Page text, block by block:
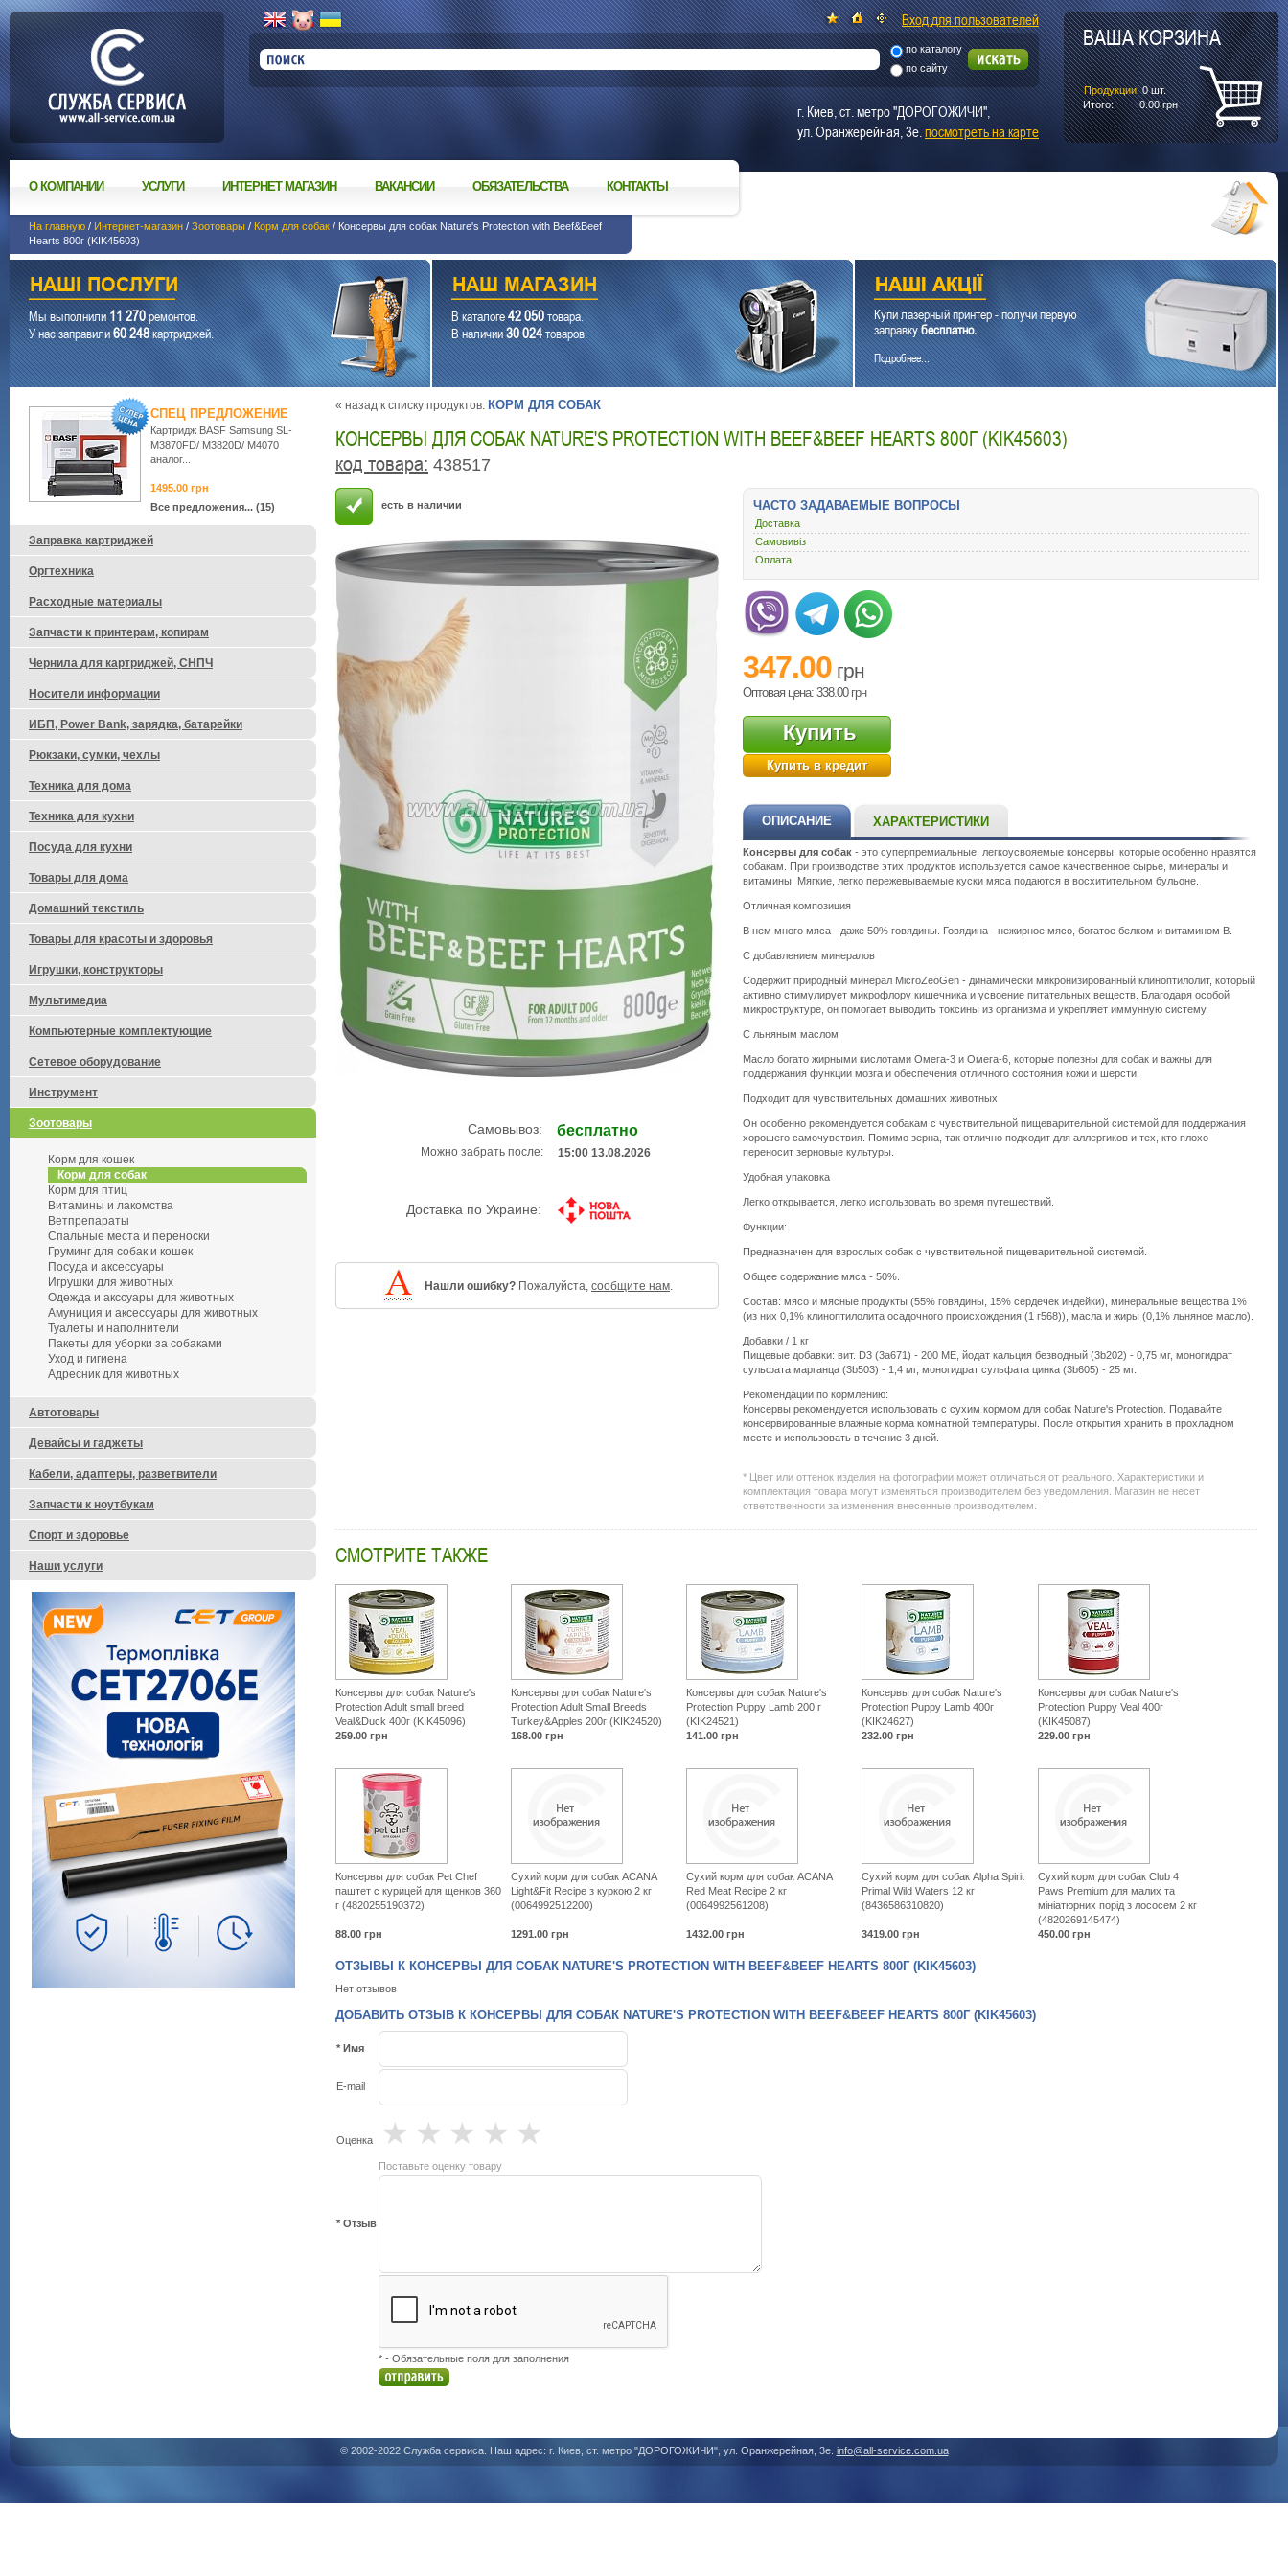
О КОМПАНИИ УСЛУГИ ИНТЕРНЕТ МАГАЗИН ВАКАНСИИ ОБЯЗАТЕЛЬСТВА КОНТАКТЫ
На главную / Интернет-магазин / Зоотовары / Корм для собак / Консервы для собак Nature's Protection with Beef&Beef
Hearts 800г (KIK45603)
Мы выполнили11 270ремонтов.
У нас заправили60 248картриджей.
В каталоге42 050товара.
В наличии30 024товаров.
Купи лазерный принтер - получи первую
заправкубесплатно.
Подробнее...
« назад к списку продуктов: КОРМ ДЛЯ СОБАК
КОНСЕРВЫ ДЛЯ СОБАК NATURE'S PROTECTION WITH BEEF&BEEF HEARTS 800Г (KIK45603)
код товара: 438517
есть в наличии
Самовывоз: бесплатно
Можно забрать после: 15:00 13.08.2026
Доставка по Украине:
Нашли ошибку? Пожалуйста, сообщите нам.
ЧАСТО ЗАДАВАЕМЫЕ ВОПРОСЫ
Доставка
Самовивіз
Оплата
347.00 грн
Оптовая цена: 338.00 грн
Купить
Купить в кредит
ОПИСАНИЕ ХАРАКТЕРИСТИКИ
Консервы для собак - это суперпремиальные, легкоусвояемые консервы, которые особенно нравятся
собакам. При производстве этих продуктов используется самое качественное сырье, минералы и
витамины. Мягкие, легко пережевываемые куски мяса подаются в восхитительном бульоне.
Отличная композиция
В нем много мяса - даже 50% говядины. Говядина - нежирное мясо, богатое белком и витамином B.
С добавлением минералов
Содержит природный минерал MicroZeoGen - динамически микронизированный клиноптилолит, который
активно стимулирует микрофлору кишечника и усвоение питательных веществ. Благодаря особой
микроструктуре, он помогает выводить токсины из организма и укрепляет иммунную систему.
С льняным маслом
Масло богато жирными кислотами Омега-3 и Омега-6, которые полезны для собак и важны для
поддержания функции мозга и обеспечения отличного состояния кожи и шерсти.
Подходит для чувствительных домашних животных
Он особенно рекомендуется собакам с чувствительной пищеварительной системой для поддержания
хорошего самочувствия. Помимо зерна, так отлично подходит для аллергиков и тех, кто плохо
переносит зерновые культуры.
Удобная упаковка
Легко открывается, легко использовать во время путешествий.
Функции:
Предназначен для взрослых собак с чувствительной пищеварительной системой.
Общее содержание мяса - 50%.
Состав: мясо и мясные продукты (55% говядины, 15% сердечек индейки), минеральные вещества 1%
(из них 0,1% клиноптилолита осадочного происхождения (1 г568)), масла и жиры (0,1% льняное масло).
Добавки / 1 кг
Пищевые добавки: вит. D3 (3a671) - 200 МЕ, йодат кальция безводный (3b202) - 0,75 мг, моногидрат
сульфата марганца (3b503) - 1,4 мг, моногидрат сульфата цинка (3b605) - 25 мг.
Рекомендации по кормлению:
Консервы рекомендуется использовать с сухим кормом для собак Nature's Protection. Подавайте
консервированные влажные корма комнатной температуры. После открытия хранить в прохладном
месте и использовать в течение 3 дней.
zootovary/6452-
korm-
dlya-
beef-
beef-
hearts-
800-
kik45603.html
* Цвет или оттенок изделия на фотографии может отличаться от реального. Характеристики и
комплектация товара могут изменяться производителем без уведомления. Магазин не несет
ответственности за изменения внесенные производителем.
СМОТРИТЕ ТАКЖЕ
Консервы для собак Nature's
Protection Adult small breed
Veal&Duck 400г (KIK45096)
Консервы для собак Nature's
Protection Adult Small Breeds
Turkey&Apples 200г (KIK24520)
Консервы для собак Nature's
Protection Puppy Lamb 200 г
(KIK24521)
Консервы для собак Nature's
Protection Puppy Lamb 400г
(KIK24627)
Консервы для собак Nature's
Protection Puppy Veal 400г
(KIK45087)
259.00 грн 168.00 грн 141.00 грн 232.00 грн 229.00 грн
Консервы для собак Pet Chef
паштет с курицей для щенков 360
г (4820255190372)
Сухий корм для собак ACANA
Light&Fit Recipe з куркою 2 кг
(0064992512200)
Сухий корм для собак ACANA
Red Meat Recipe 2 кг
(0064992561208)
Сухий корм для собак Alpha Spirit
Primal Wild Waters 12 кг
(8436586310820)
Сухий корм для собак Club 4
Paws Premium для малих та
мініатюрних порід з лососем 2 кг
(4820269145474)
88.00 грн 1291.00 грн 1432.00 грн 3419.00 грн 450.00 грн
ОТЗЫВЫ К КОНСЕРВЫ ДЛЯ СОБАК NATURE'S PROTECTION WITH BEEF&BEEF HEARTS 800Г (KIK45603)
Нет отзывов
ДОБАВИТЬ ОТЗЫВ К КОНСЕРВЫ ДЛЯ СОБАК NATURE'S PROTECTION WITH BEEF&BEEF HEARTS 800Г (KIK45603)
* Имя
E-mail
Оценка ★
★
★
★
★
Поставьте оценку товару
* Отзыв
* - Обязательные поля для заполнения
СПЕЦ ПРЕДЛОЖЕНИЕ
Картридж BASF Samsung SL-
M3870FD/ M3820D/ M4070
аналог...
1495.00 грн
Все предложения... (15)
Заправка картриджей
Оргтехника
Расходные материалы
Запчасти к принтерам, копирам
Чернила для картриджей, СНПЧ
Носители информации
ИБП, Power Bank, зарядка, батарейки
Рюкзаки, сумки, чехлы
Техника для дома
Техника для кухни
Посуда для кухни
Товары для дома
Домашний текстиль
Товары для красоты и здоровья
Игрушки, конструкторы
Мультимедиа
Компьютерные комплектующие
Сетевое оборудование
Инструмент
Зоотовары
Корм для кошек
Корм для собак
Корм для птиц
Витамины и лакомства
Ветпрепараты
Спальные места и переноски
Груминг для собак и кошек
Посуда и аксессуары
Игрушки для животных
Одежда и акссуары для животных
Амуниция и аксессуары для животных
Туалеты и наполнители
Пакеты для уборки за собаками
Уход и гигиена
Адресник для животных
Автотовары
Девайсы и гаджеты
Кабели, адаптеры, разветвители
Запчасти к ноутбукам
Спорт и здоровье
Наши услуги
© 2002-2022 Служба сервиса. Наш адрес: г. Киев, ст. метро "ДОРОГОЖИЧИ", ул. Оранжерейная, 3е. info@all-service.com.ua
ВАША КОРЗИНА
Продукции: 0шт.
Итого:
0.00 грн
Вход для пользователей
по каталогу
по сайту
г. Киев, ст. метро "ДОРОГОЖИЧИ",
ул. Оранжерейная, 3е.посмотреть на карте